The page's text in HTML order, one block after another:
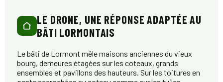
LE DRONE, UNE RÉPONSE ADAPTÉE AU
BÂTI LORMONTAIS
Le bâti de Lormont mêle maisons anciennes du vieux
bourg, demeures étagées sur les coteaux, grands
ensembles et pavillons des hauteurs. Sur les toitures en